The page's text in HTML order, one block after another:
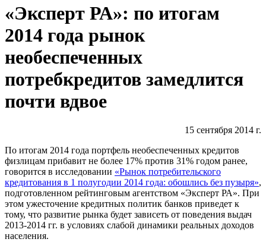
«Эксперт РА»: по итогам
2014 года рынок
необеспеченных
потребкредитов замедлится
почти вдвое
15 сентября 2014 г.
По итогам 2014 года портфель необеспеченных кредитов
физлицам прибавит не более 17% против 31% годом ранее,
говорится в исследовании «Рынок потребительского
кредитования в 1 полугодии 2014 года: обошлись без пузыря»,
подготовленном рейтинговым агентством «Эксперт РА». При
этом ужесточение кредитных политик банков приведет к
тому, что развитие рынка будет зависеть от поведения выдач
2013-2014 гг. в условиях слабой динамики реальных доходов
населения.